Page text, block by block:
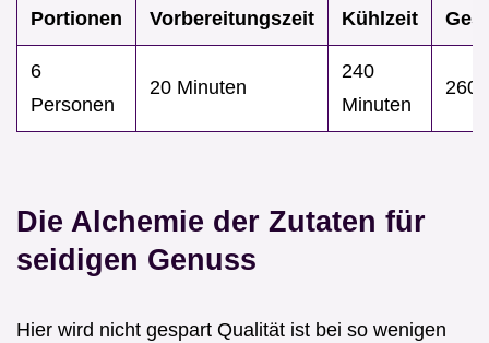
Portionen Vorbereitungszeit Kühlzeit
6
Personen
20 Minuten
240
Minuten
260
Die Alchemie der Zutaten für
seidigen Genuss
Hier wird nicht gespart Qualität ist bei so wenigen